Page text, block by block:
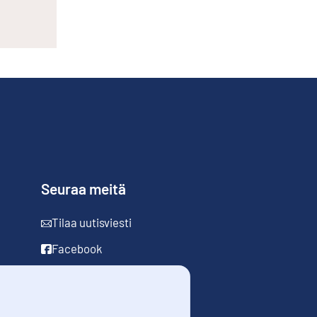
Seuraa meitä
Tilaa uutisviesti
Facebook